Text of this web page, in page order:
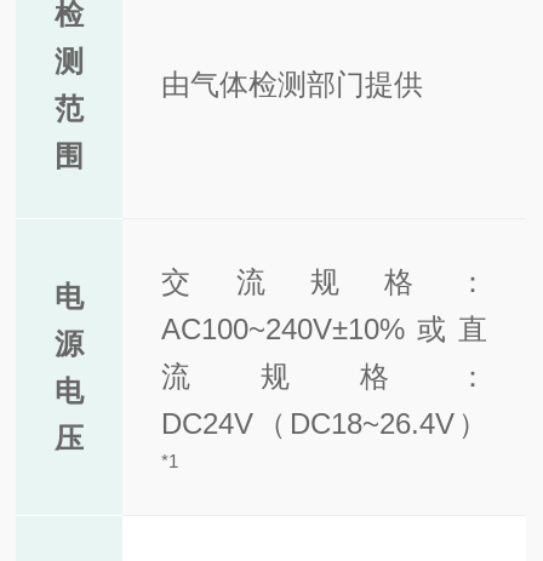
检
测
范
围
由气体检测部门提供
电
源
电
压
交流规格：
AC100~240V±10%或直
流规格：
DC24V（DC18~26.4V）
*1